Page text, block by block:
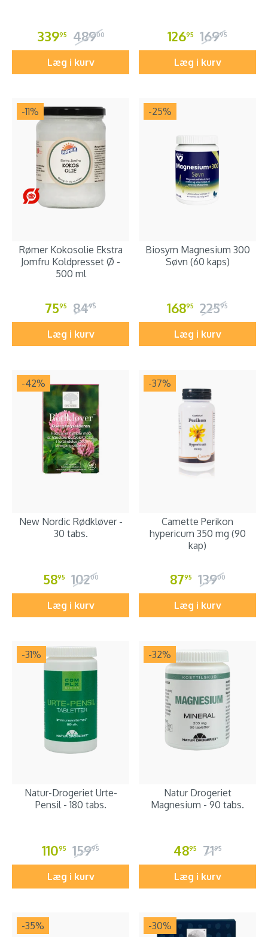
33995 48900
Læg i kurv
12695 16995
Læg i kurv
-11%
Rømer Kokosolie Ekstra
Jomfru Koldpresset Ø -
500 ml
7595 8495
Læg i kurv
-25%
Biosym Magnesium 300
Søvn (60 kaps)
16895 22595
Læg i kurv
-42%
New Nordic Rødkløver -
30 tabs.
5895 10200
Læg i kurv
-37%
Camette Perikon
hypericum 350 mg (90
kap)
8795 13900
Læg i kurv
-31%
Natur-Drogeriet Urte-
Pensil - 180 tabs.
11095 15995
Læg i kurv
-32%
Natur Drogeriet
Magnesium - 90 tabs.
4895 7195
Læg i kurv
-35% -30%